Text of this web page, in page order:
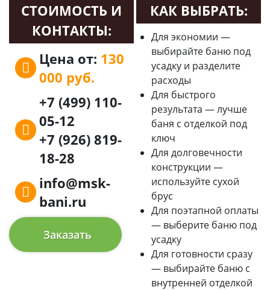
СТОИМОСТЬ И
КОНТАКТЫ:
Цена от: 130
000 руб.
+7 (499) 110-
05-12
+7 (926) 819-
18-28
info@msk-
bani.ru
Заказать
КАК ВЫБРАТЬ:
Для экономии —
выбирайте баню под
усадку и разделите
расходы
Для быстрого
результата — лучше
баня с отделкой под
ключ
Для долговечности
конструкции —
используйте сухой
брус
Для поэтапной оплаты
— выберите баню под
усадку
Для готовности сразу
— выбирайте баню с
внутренней отделкой